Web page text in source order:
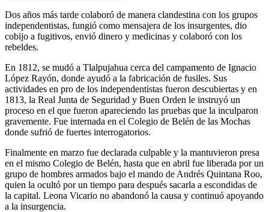
Dos años más tarde colaboró de manera clandestina con los grupos
independentistas, fungió como mensajera de los insurgentes, dio
cobijo a fugitivos, envió dinero y medicinas y colaboró con los
rebeldes.
En 1812, se mudó a Tlalpujahua cerca del campamento de Ignacio
López Rayón, donde ayudó a la fabricación de fusiles. Sus
actividades en pro de los independentistas fueron descubiertas y en
1813, la Real Junta de Seguridad y Buen Orden le instruyó un
proceso en el que fueron apareciendo las pruebas que la inculparon
gravemente. Fue internada en el Colegio de Belén de las Mochas
donde sufrió de fuertes interrogatorios.
Finalmente en marzo fue declarada culpable y la mantuvieron presa
en el mismo Colegio de Belén, hasta que en abril fue liberada por un
grupo de hombres armados bajo el mando de Andrés Quintana Roo,
quien la ocultó por un tiempo para después sacarla a escondidas de
la capital. Leona Vicario no abandonó la causa y continuó apoyando
a la insurgencia.